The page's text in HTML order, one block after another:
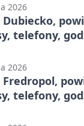
2026
telefony,
2026
telefony,